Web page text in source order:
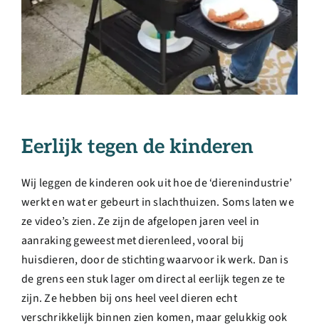
Eerlijk tegen de kinderen
Wij leggen de kinderen ook uit hoe de ‘dierenindustrie’
werkt en wat er gebeurt in slachthuizen. Soms laten we
ze video’s zien. Ze zijn de afgelopen jaren veel in
aanraking geweest met dierenleed, vooral bij
huisdieren, door de stichting waarvoor ik werk. Dan is
de grens een stuk lager om direct al eerlijk tegen ze te
zijn. Ze hebben bij ons heel veel dieren echt
verschrikkelijk binnen zien komen, maar gelukkig ook